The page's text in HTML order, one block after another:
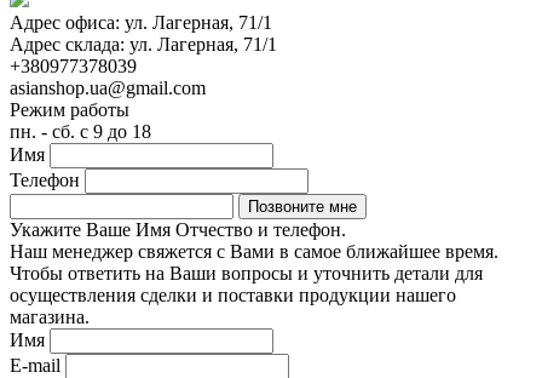
Адрес офиса: ул. Лагерная, 71/1
Адрес склада: ул. Лагерная, 71/1
+380977378039
asianshop.ua@gmail.com
Режим работы
пн. - сб. с 9 до 18
Имя
Телефон
Укажите Ваше Имя Отчество и телефон.
Наш менеджер свяжется с Вами в самое ближайшее время.
Чтобы ответить на Ваши вопросы и уточнить детали для
осуществления сделки и поставки продукции нашего
магазина.
Имя
E-mail